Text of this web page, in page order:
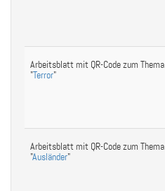
Arbeitsblatt mit QR-Code zum Thema
"Terror"
Arbeitsblatt mit QR-Code zum Thema
"Ausländer"